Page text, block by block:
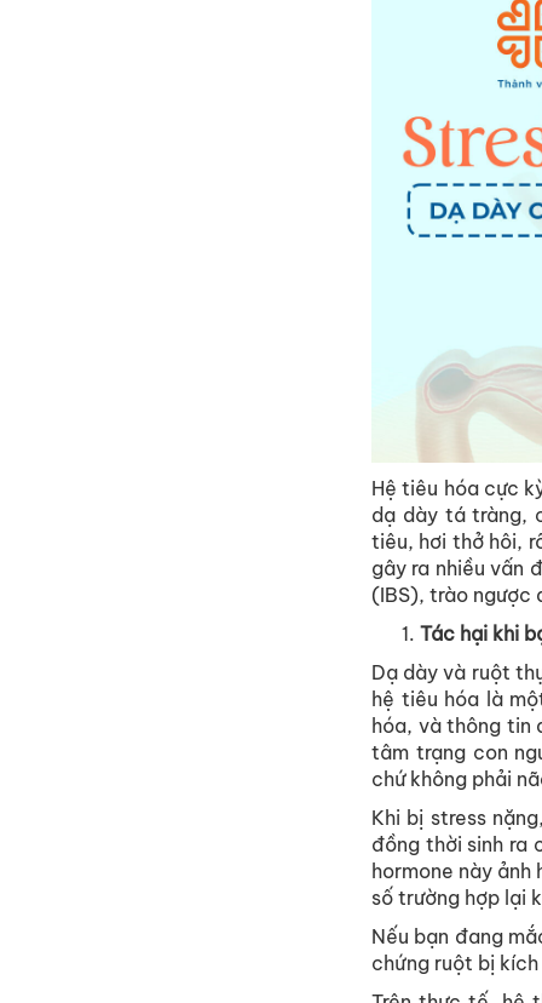
Hệ tiêu hóa cực
dạ dày tá tràng,
tiêu, hơi thở hôi,
gây ra nhiều vấn
(IBS), trào ngược
Tác hại khi
Dạ dày và ruột
hệ tiêu hóa là
hóa, và thông tin
tâm trạngcon
chứ không phải
Khi bị stress nặng,
đồng thời sinh ra
hormone này ảnh
số trường hợp lại
Nếu bạn đang
chứng ruột bị kích